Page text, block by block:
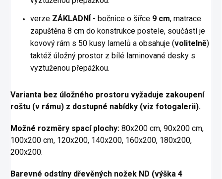
verze ZÁKLADNÍ - bočnice o šířce 9 cm, matrace
zapuštěna 8 cm do konstrukce postele, součástí je
kovový rám s 50 kusy lamelů a obsahuje (volitelně)
taktéž úložný prostor z bílé laminované desky s
vyztuženou přepážkou.
Varianta bez úložného prostoru vyžaduje zakoupení
roštu (v rámu) z dostupné nabídky (viz fotogalerii).
Možné rozměry spací plochy: 80x200 cm, 90x200 cm,
100x200 cm, 120x200, 140x200, 160x200, 180x200,
200x200.
Barevné odstíny dřevěných nožek ND (výška 4